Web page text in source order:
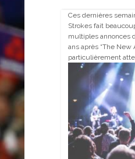
Ces dernières
Strokes fait
multiples annonces
ans après “The New
particulièrement